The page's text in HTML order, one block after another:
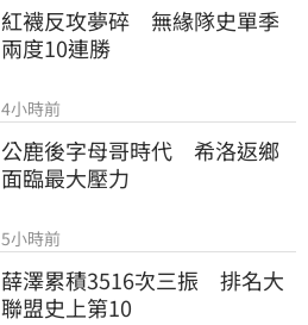
紅襪反攻夢碎　無緣隊史單季
兩度10連勝
4小時前
公鹿後字母哥時代　希洛返鄉
面臨最大壓力
5小時前
薛澤累積3516次三振　排名大
聯盟史上第10